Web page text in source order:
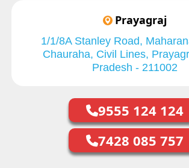
Prayagraj
1/1/8A Stanley Road,
Chauraha, Civil Lines,
Pradesh - 211002
9555 124 124
7428 085 757